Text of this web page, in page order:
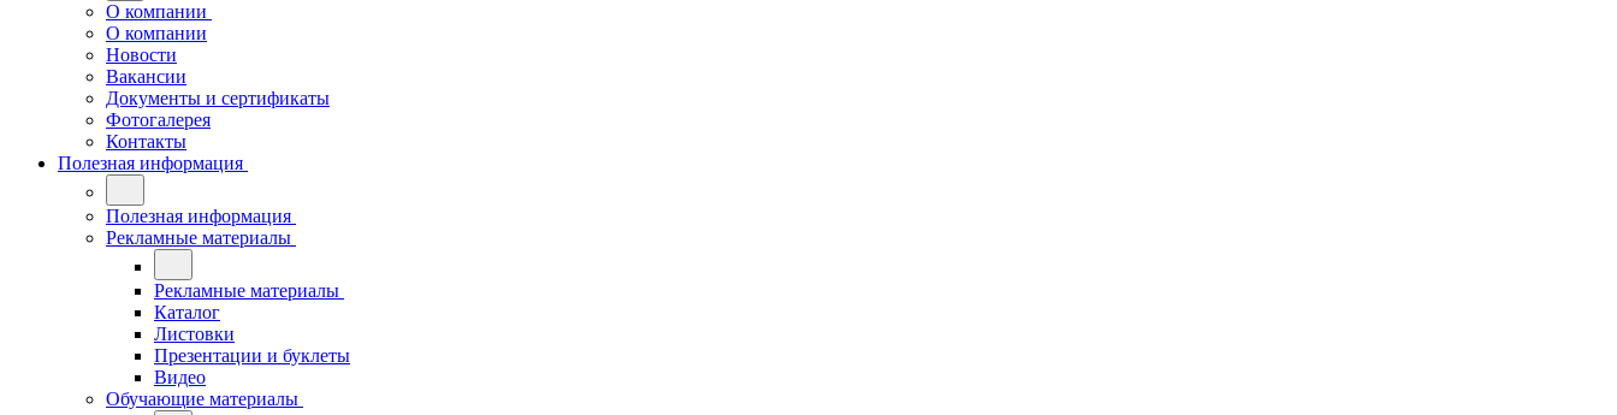
О компании
О компании
Новости
Вакансии
Документы и сертификаты
Фотогалерея
Контакты
Полезная информация
Полезная информация
Рекламные материалы
Рекламные материалы
Каталог
Листовки
Презентации и буклеты
Видео
Обучающие материалы